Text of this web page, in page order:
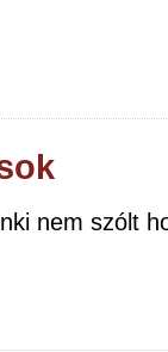
nem szólt